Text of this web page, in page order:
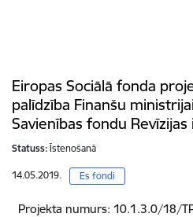
Eiropas Sociālā fonda
palīdzība Finanšu
Savienības fondu Revīzijas
Statuss: Īstenošanā
14.05.2019. Es fondi
Projekta numurs: 10.1.3.0/18/